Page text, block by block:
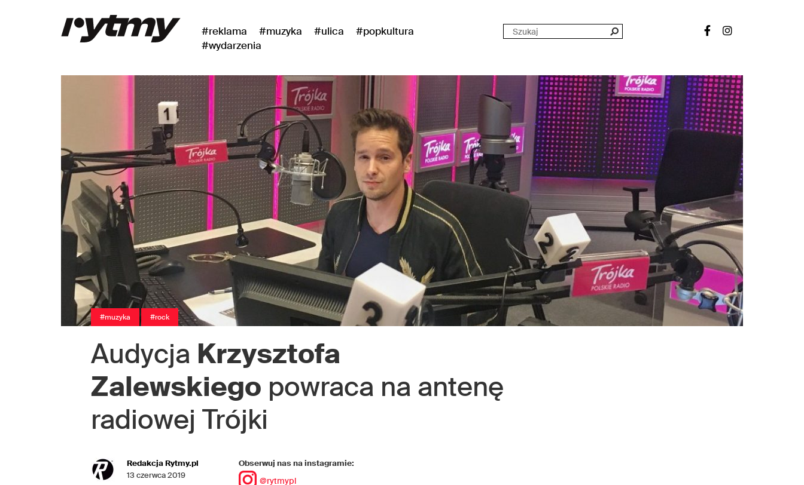
#reklama #muzyka #ulica
#popkultura
#wydarzenia
#muzyka #rock
Audycja Krzysztofa
Zalewskiego powraca na antenę
radiowej Trójki
Redakcja Rytmy.pl
13 czerwca 2019
Obserwuj nas na instagramie:
@rytmypl